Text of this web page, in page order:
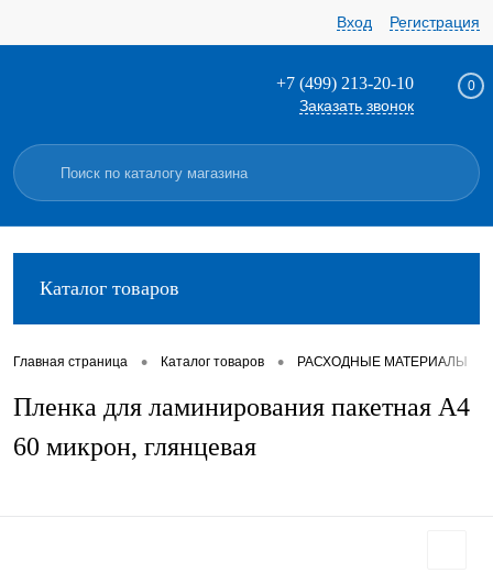
Вход Регистрация
+7 (499) 213-20-10
Заказать звонок
0
Каталог товаров
Главная страница • Каталог товаров • РАСХОДНЫЕ МАТЕРИАЛЫ
Пленка для ламинирования пакетная А4
60 микрон, глянцевая